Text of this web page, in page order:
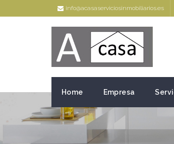
info@acasaserviciosinmobiliarios.es
Home Empresa